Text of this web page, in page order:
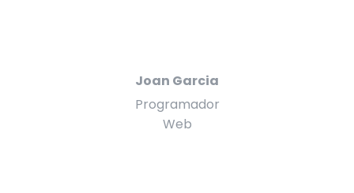
Joan Garcia
Programador
Web